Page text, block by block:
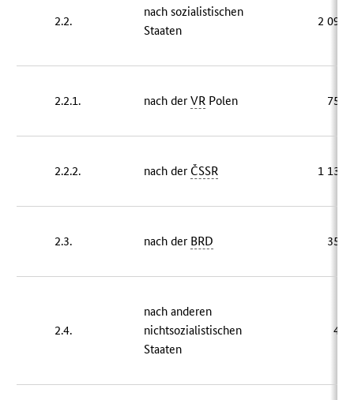
2.2.
nach sozialistischen
Staaten
2 097
2.2.1. nach derVR Polen 758
2.2.2. nach der ČSSR 1 136
2.3. nach der BRD 356
2.4.
nach anderen
nichtsozialistischen
Staaten
43